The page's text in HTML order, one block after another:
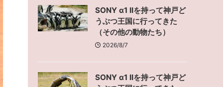
SONY α1 IIを持って神戸ど
うぶつ王国に行ってきた
（その他の動物たち）
2026/8/7
SONY α1 IIを持って神戸ど